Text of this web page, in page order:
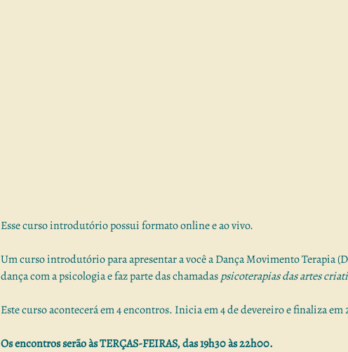
Esse curso introdutório possui formato online e ao vivo.
Um curso introdutório para apresentar a você a Dança Movimento Terapia
dança com a psicologia e faz parte das chamadas psicoterapias das artes
Este curso acontecerá em 4 encontros. Inicia em 4 de devereiro e finaliza em
Os encontros serão às TERÇAS-FEIRAS, das 19h30 às 22h00.